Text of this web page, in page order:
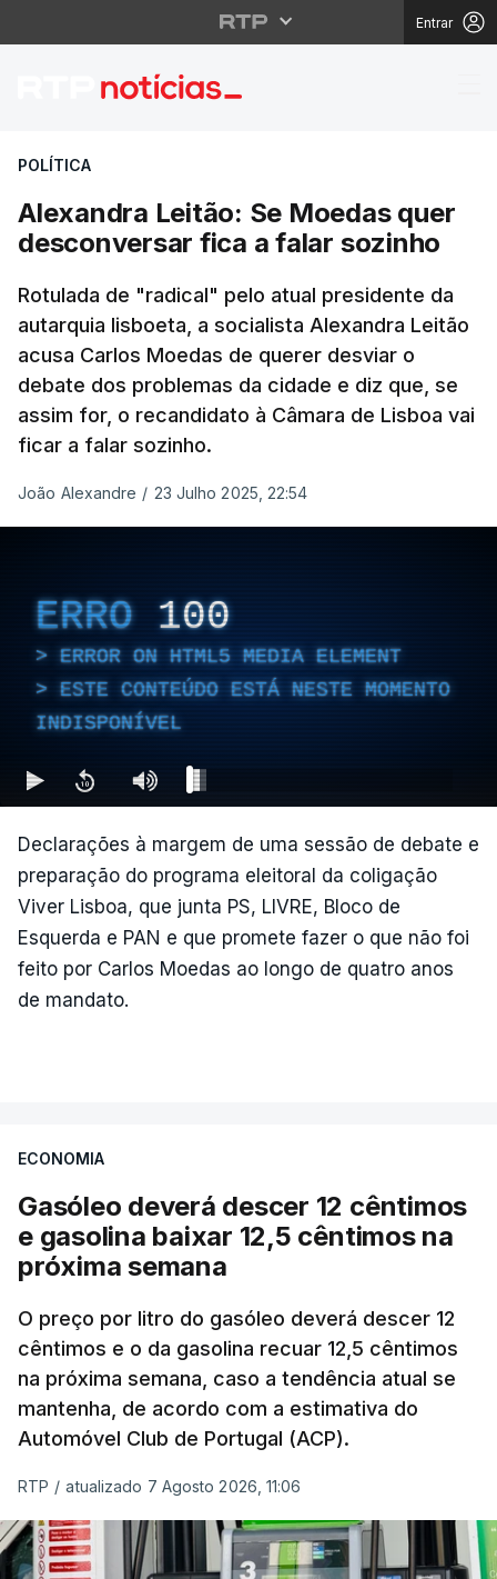
Entrar
Alexandra Leitão: Se
POLÍTICA
Alexandra Leitão: Se Moedas quer
desconversar fica a falar sozinho
Rotulada de "radical" pelo atual presidente da
autarquia lisboeta, a socialista Alexandra Leitão
acusa Carlos Moedas de querer desviar o
debate dos problemas da cidade e diz que, se
assim for, o recandidato à Câmara de Lisboa vai
ficar a falar sozinho.
João Alexandre / 23 Julho 2025, 22:54
ERRO 100
ERROR ON HTML5 MEDIA ELEMENT
ESTE CONTEÚDO ESTÁ NESTE MOMENTO
INDISPONÍVEL
Declarações à margem de uma sessão de debate e
preparação do programa eleitoral da coligação
Viver Lisboa, que junta PS, LIVRE, Bloco de
Esquerda e PAN e que promete fazer o que não foi
feito por Carlos Moedas ao longo de quatro anos
de mandato.
ECONOMIA
Gasóleo deverá descer 12 cêntimos
e gasolina baixar 12,5 cêntimos na
próxima semana
O preço por litro do gasóleo deverá descer 12
cêntimos e o da gasolina recuar 12,5 cêntimos
na próxima semana, caso a tendência atual se
mantenha, de acordo com a estimativa do
Automóvel Club de Portugal (ACP).
RTP / atualizado 7 Agosto 2026, 11:06